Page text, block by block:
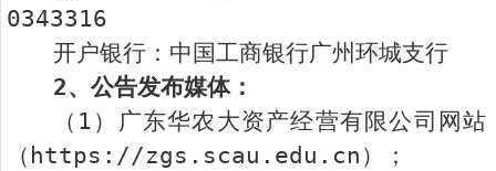
0343316
开户银行：中国工商银行广州环城支行
2、公告发布媒体：
（1）广东华农大资产经营有限公司网站
（https://zgs.scau.edu.cn）；